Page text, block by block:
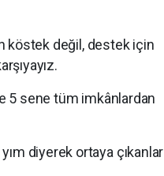
köstek değil, destek için
5 sene tüm imkânlardan
diyerek ortaya çıkanlar